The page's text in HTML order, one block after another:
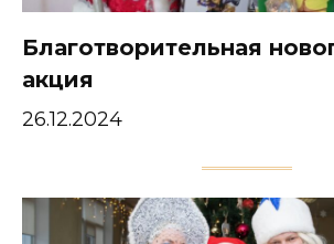
Благотворительная
акция
26.12.2024